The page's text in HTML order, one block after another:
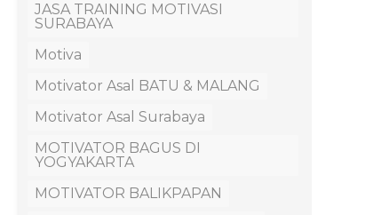
JASA TRAINING MOTIVASI
SURABAYA
Motiva
Motivator Asal BATU & MALANG
Motivator Asal Surabaya
MOTIVATOR BAGUS DI
YOGYAKARTA
MOTIVATOR BALIKPAPAN